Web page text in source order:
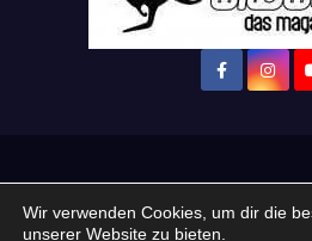
Startseite Login Mein Konto ·
Wir verwenden Cookies, um dir die
unserer Website zu bieten.